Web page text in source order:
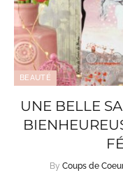
BEAUTÉ
UNE BELLE
By Coups de